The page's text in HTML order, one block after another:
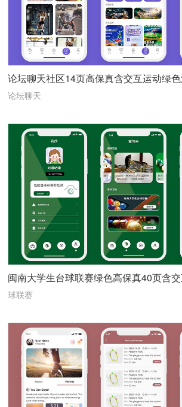
论坛聊天社区14页高保真含交互运动绿
论坛聊天
闽南大学生台球联赛绿色高保真40页含
球联赛